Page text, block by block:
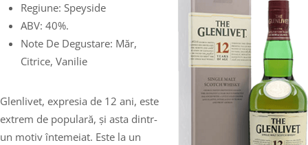
Regiune: Speyside
ABV: 40%.
Note De Degustare: Măr,
Citrice, Vanilie
Glenlivet, expresia de 12 ani, este
extrem de populară, și asta dintr-
un motiv întemeiat. Este la un